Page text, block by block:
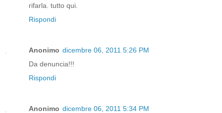
rifarla. tutto qui.
Rispondi
Anonimo dicembre 06, 2011 5:26 PM
Da denuncia!!!
Rispondi
Anonimo dicembre 06, 2011 5:34 PM